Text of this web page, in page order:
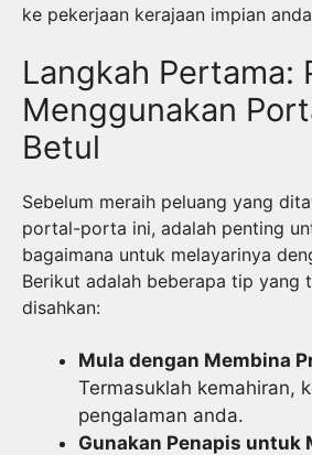
ke pekerjaan kerajaan impian
Langkah Pertama:
Menggunakan
Betul
Sebelum meraih peluang yang
portal-porta ini, adalah penting
bagaimana untuk melayarinya
Berikut adalah beberapa tip yang
disahkan:
Mula dengan Membina
Termasuklah kemahiran,
pengalaman anda.
Gunakan Penapis untuk